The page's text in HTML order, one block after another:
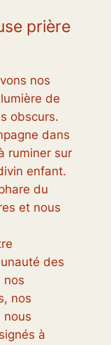
prière
nos
de
obscurs.
dans
ruminer sur
enfant.
du
et nous
des
nos
nos
nous
à